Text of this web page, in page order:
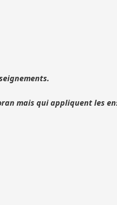
mais qui appliquent les